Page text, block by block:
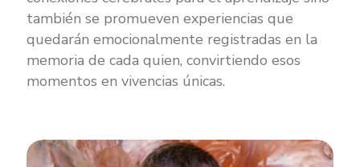
también se promueven experiencias que
quedarán emocionalmente registradas en la
memoria de cada quien, convirtiendo esos
momentos en vivencias únicas.